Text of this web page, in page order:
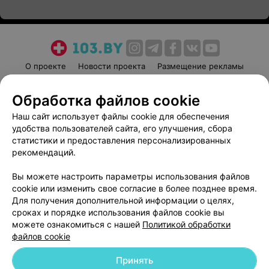
О проекте Новости проекта
Размещение рекламы
Пользовательское соглашение
Способы оплаты
Вакансии
Партнеры
Написать руководителю 103.by
Обработка персональных данных
© 2026 ООО «Артокс Лаб», УНП 191700409 | 220012, Республика Беларусь,
Обработка файлов cookie
Наш сайт использует файлы cookie для обеспечения
удобства пользователей сайта, его улучшения, сбора
статистики и предоставления персонализированных
рекомендаций.
Вы можете настроить параметры использования файлов
cookie или изменить свое согласие в более позднее время.
Для получения дополнительной информации о целях,
сроках и порядке использования файлов cookie вы
можете ознакомиться с нашей Политикой обработки
файлов cookie
Принять